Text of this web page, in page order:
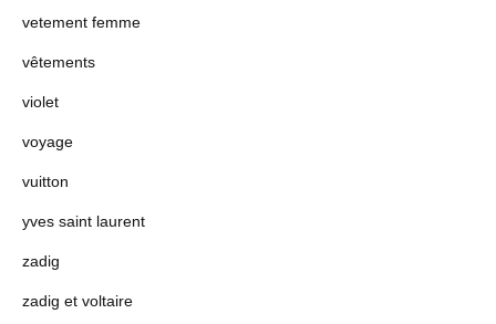
vetement femme
vêtements
violet
voyage
vuitton
yves saint laurent
zadig
zadig et voltaire